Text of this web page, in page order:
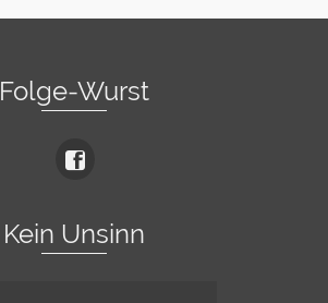
Folge-Wurst
Kein Unsinn